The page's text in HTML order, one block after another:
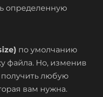
определенную
по умолчанию
файла. Но, изменив
любую
вам нужна.